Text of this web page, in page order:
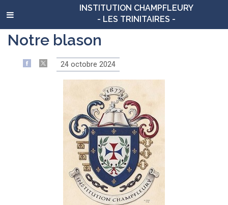
INSTITUTION CHAMPFLEURY
- LES TRINITAIRES -
Notre blason
24 octobre 2024